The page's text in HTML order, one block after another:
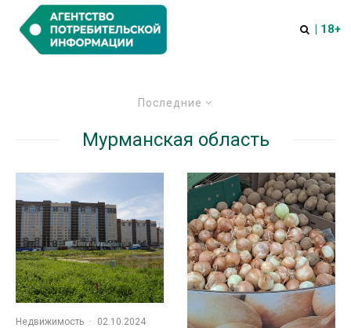
| 18+
Последние
Мурманская область
Недвижимость · 02.10.2024